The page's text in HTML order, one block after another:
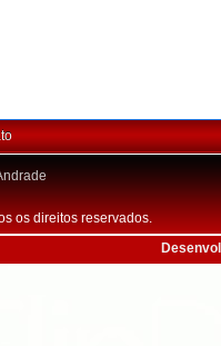
os direitos reservados.